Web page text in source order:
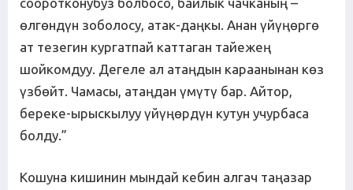
өлгөндүн зоболосу, атак-даңкы. Анан үйүңөргө
ат тезегин кургатпай каттаган тайежең
шойкомдуу. Дегеле ал атаңдын караанынан көз
үзбөйт. Чамасы, атаңдан үмүтү бар. Айтор,
береке-ырыскылуу үйүңөрдүн кутун учурбаса
болду.”
Кошуна кишинин мындай кебин алгач таңазар